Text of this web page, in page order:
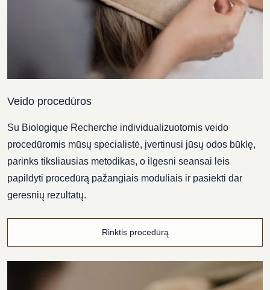
Veido procedūros
Su Biologique Recherche individualizuotomis veido
procedūromis mūsų specialistė, įvertinusi jūsų odos būklę,
parinks tiksliausias metodikas, o ilgesni seansai leis
papildyti procedūrą pažangiais moduliais ir pasiekti dar
geresnių rezultatų.
Rinktis procedūrą